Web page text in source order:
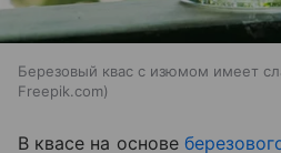
Березовый квас с изюмом имеет
Freepik.com
В квасе на основе